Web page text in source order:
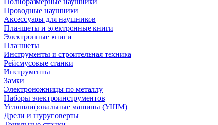
Полноразмерные наушники
Проводные наушники
Аксессуары для наушников
Планшеты и электронные книги
Электронные книги
Планшеты
Инструменты и строительная техника
Рейсмусовые станки
Инструменты
Замки
Электроножницы по металлу
Наборы электроинструментов
Углошлифовальные машины (УШМ)
Дрели и шуруповерты